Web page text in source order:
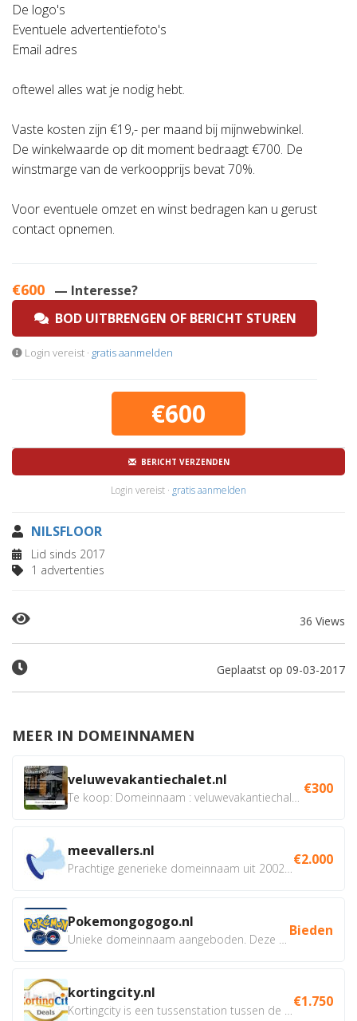
De logo's
Eventuele advertentiefoto's
Email adres
oftewel alles wat je nodig hebt.
Vaste kosten zijn €19,- per maand bij mijnwebwinkel.
De winkelwaarde op dit moment bedraagt €700. De
winstmarge van de verkoopprijs bevat 70%.
Voor eventuele omzet en winst bedragen kan u gerust
contact opnemen.
€600 — Interesse?
BOD UITBRENGEN OF BERICHT STUREN
Login vereist · gratis aanmelden
€600
BERICHT VERZENDEN
Login vereist · gratis aanmelden
NILSFLOOR
Lid sinds 2017
1 advertenties
36 Views
Geplaatst op 09-03-2017
MEER IN DOMEINNAMEN
veluwevakantiechalet.nl €300
meevallers.nl €2.000
Pokemongogogo.nl Bieden
kortingcity.nl €1.750